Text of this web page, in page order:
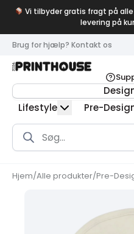
Vi tilbyder gratis fragt på alle
levering på
Brug for hjælp? Kontakt os
Lifestyle
Pre-
Products
search
Hjem/Alle produkter/Pre-